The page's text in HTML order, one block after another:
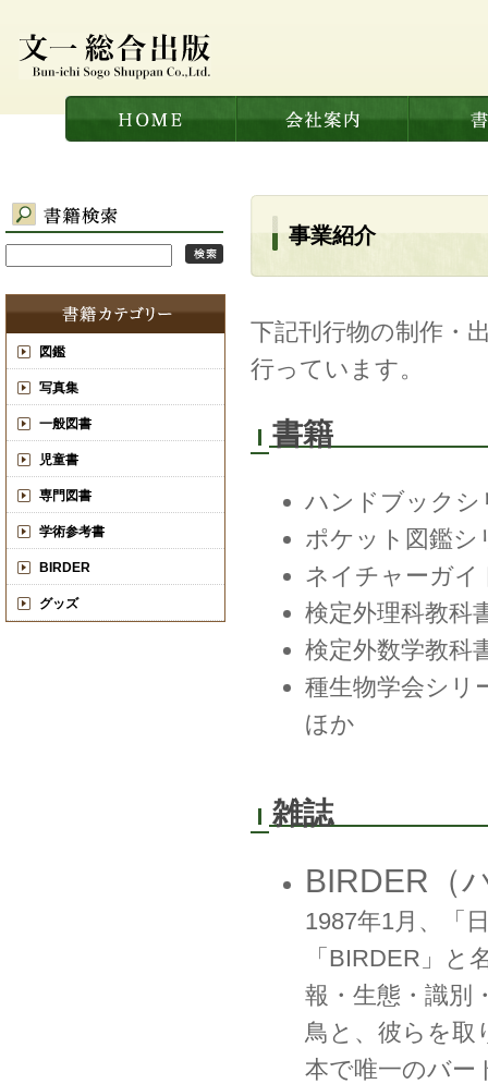
図鑑
写真集
一般図書
児童書
専門図書
学術参考書
BIRDER
グッズ
事業紹介
下記刊行物の制作・
行っています。
書籍
ハンドブックシ
ポケット図鑑シ
ネイチャーガイ
検定外理科教科
検定外数学教科
種生物学会シリ
ほか
雑誌
BIRDER（
1987年1月、「
「BIRDER」
報・生態・識別
鳥と、彼らを取
本で唯一のバー